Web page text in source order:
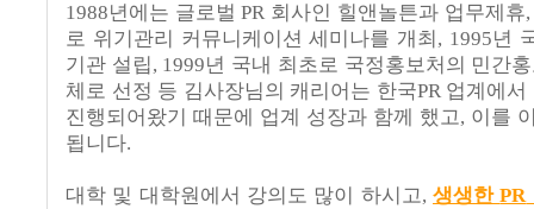
1988년에는 글로벌 PR 회사인 힐앤놀튼과 업무제휴
로 위기관리 커뮤니케이션 세미나를 개최, 1995년
기관 설립, 1999년 국내 최초로 국정홍보처의 민간
체로 선정 등 김사장님의 캐리어는 한국PR 업계에
진행되어왔기 때문에 업계 성장과 함께 했고, 이를
됩니다.
대학 및 대학원에서 강의도 많이 하시고, 생생한PR